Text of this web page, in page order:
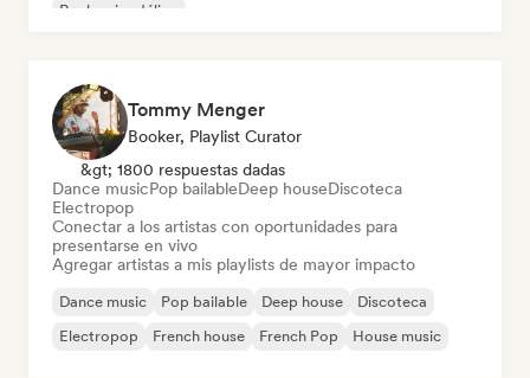
Rock psicodélico
Tommy Menger
Booker, Playlist Curator
&gt; 1800 respuestas dadas
Dance musicPop bailableDeep houseDiscoteca
Electropop
Conectar a los artistas con oportunidades para
presentarse en vivo
Agregar artistas a mis playlists de mayor impacto
Dance music Pop bailable Deep house
Discoteca
Electropop
French house French Pop House music